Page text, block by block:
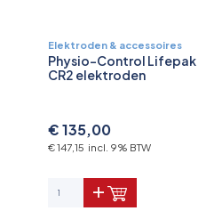
Elektroden & accessoires
Physio-Control Lifepak
CR2 elektroden
€ 135,00
€ 147,15 incl. 9% BTW